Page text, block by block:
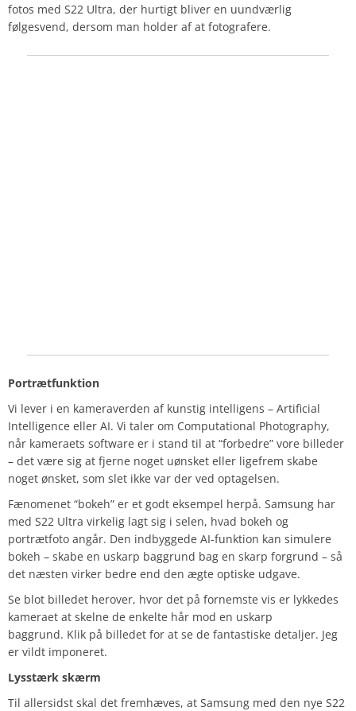
fotos med S22 Ultra, der hurtigt bliver en uundværlig
følgesvend, dersom man holder af at fotografere.
Portrætfunktion
Vi lever i en kameraverden af kunstig intelligens – Artificial
Intelligence eller AI. Vi taler om Computational Photography,
når kameraets software er i stand til at “forbedre” vore billeder
– det være sig at fjerne noget uønsket eller ligefrem skabe
noget ønsket, som slet ikke var der ved optagelsen.
Fænomenet “bokeh” er et godt eksempel herpå. Samsung har
med S22 Ultra virkelig lagt sig i selen, hvad bokeh og
portrætfoto angår. Den indbyggede AI-funktion kan simulere
bokeh – skabe en uskarp baggrund bag en skarp forgrund – så
det næsten virker bedre end den ægte optiske udgave.
Se blot billedet herover, hvor det på fornemste vis er lykkedes
kameraet at skelne de enkelte hår mod en uskarp
baggrund. Klik på billedet for at se de fantastiske detaljer. Jeg
er vildt imponeret.
Lysstærk skærm
Til allersidst skal det fremhæves, at Samsung med den nye S22